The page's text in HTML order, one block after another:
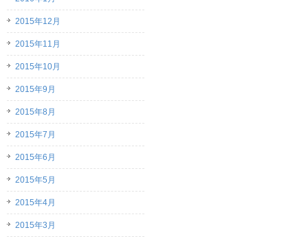
2015年12月
2015年11月
2015年10月
2015年9月
2015年8月
2015年7月
2015年6月
2015年5月
2015年4月
2015年3月